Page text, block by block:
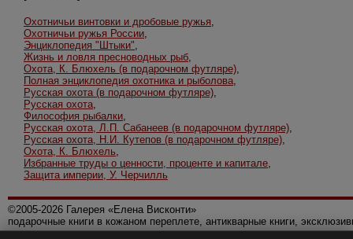
Охотничьи винтовки и дробовые ружья,
Охотничьи ружья России,
Энциклопедия "Штыки",
Жизнь и ловля пресноводных рыб,
Охота, К. Блюхель (в подарочном футляре),
Полная энциклопедия охотника и рыболова,
Русская охота (в подарочном футляре),
Русская охота,
Философия рыбалки,
Русская охота, Л.П. Сабанеев (в подарочном футляре),
Русская охота, Н.И. Кутепов (в подарочном футляре),
Охота, К. Блюхель,
Избранные труды о ценности, проценте и капитале,
Защита империи, У. Черчилль
©2005-2026 Галерея «Елена Висконти»
подарочные книги в кожаном переплете, антикварные книги,